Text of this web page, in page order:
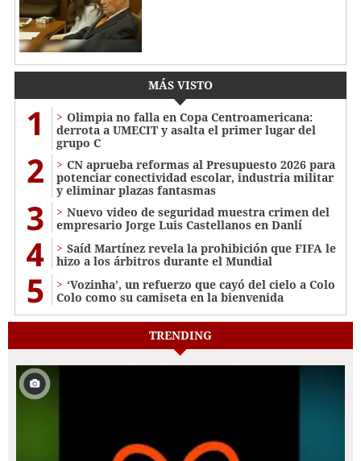
MÁS VISTO
1
Olimpia no falla en Copa Centroamericana:
derrota a UMECIT y asalta el primer lugar del
grupo C
2
CN aprueba reformas al Presupuesto 2026 para
potenciar conectividad escolar, industria militar
y eliminar plazas fantasmas
3
Nuevo video de seguridad muestra crimen del
empresario Jorge Luis Castellanos en Danlí
4
Saíd Martínez revela la prohibición que FIFA le
hizo a los árbitros durante el Mundial
5
‘Vozinha’, un refuerzo que cayó del cielo a Colo
Colo como su camiseta en la bienvenida
TRENDING